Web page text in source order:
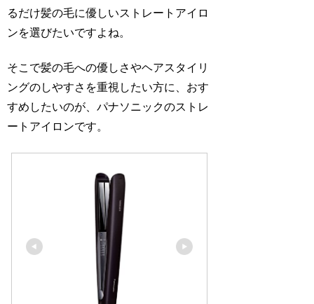
るだけ髪の毛に優しいストレートアイロ
ンを選びたいですよね。
そこで髪の毛への優しさやヘアスタイリ
ングのしやすさを重視したい方に、おす
すめしたいのが、パナソニックのストレ
ートアイロンです。